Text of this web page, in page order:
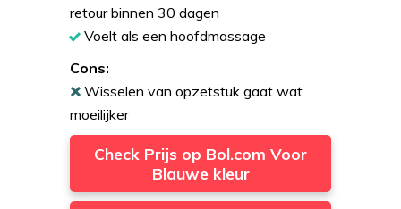
retour binnen 30 dagen
Voelt als een hoofdmassage
Cons:
Wisselen van opzetstuk gaat wat
moeilijker
Check Prijs op Bol.com Voor
Blauwe kleur